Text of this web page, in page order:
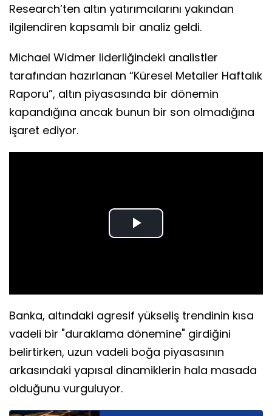
Research’ten altın yatırımcılarını yakından
ilgilendiren kapsamlı bir analiz geldi.
Michael Widmer liderliğindeki analistler
tarafından hazırlanan “Küresel Metaller Haftalık
Raporu”, altın piyasasında bir dönemin
kapandığına ancak bunun bir son olmadığına
işaret ediyor.
Play
Banka, altındaki agresif yükseliş trendinin kısa
vadeli bir "duraklama dönemine" girdiğini
belirtirken, uzun vadeli boğa piyasasının
arkasındaki yapısal dinamiklerin hala masada
olduğunu vurguluyor.